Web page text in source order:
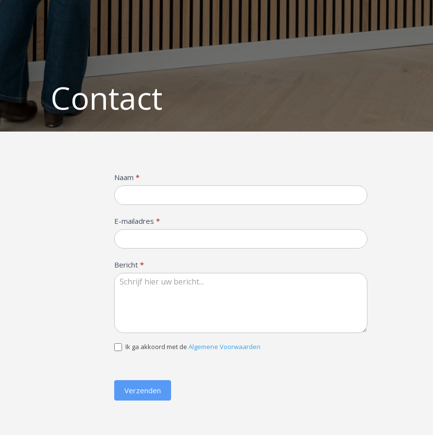
Contact
Contactformulier
Naam*
E-mailadres*
Bericht*
Ik ga akkoord met deAlgemene Voorwaarden
Verzenden